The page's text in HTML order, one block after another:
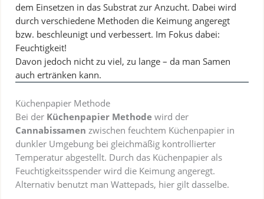
dem Einsetzen in das Substrat zur Anzucht. Dabei wird
durch verschiedene Methoden die Keimung angeregt
bzw. beschleunigt und verbessert. Im Fokus dabei:
Feuchtigkeit!
Davon jedoch nicht zu viel, zu lange – da man Samen
auch ertränken kann.
Küchenpapier Methode
Bei der Küchenpapier Methode wird der
Cannabissamen zwischen feuchtem Küchenpapier in
dunkler Umgebung bei gleichmäßig kontrollierter
Temperatur abgestellt. Durch das Küchenpapier als
Feuchtigkeitsspender wird die Keimung angeregt.
Alternativ benutzt man Wattepads, hier gilt dasselbe.